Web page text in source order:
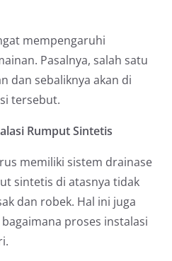
mempengaruhi
Pasalnya, salah satu
dan sebaliknya akan di
tersebut.
Rumput Sintetis
memiliki sistem drainase
sintetis di atasnya tidak
dan robek. Hal ini juga
proses instalasi